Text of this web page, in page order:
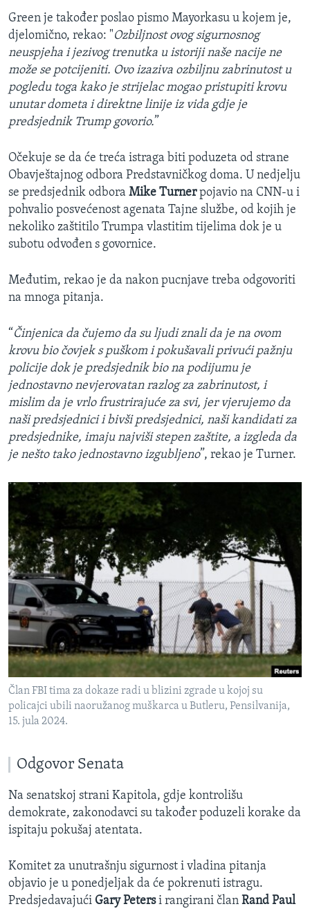
Green je također poslao pismo Mayorkasu u kojem je,
djelomično, rekao: "Ozbiljnost ovog sigurnosnog
neuspjeha i jezivog trenutka u istoriji naše nacije ne
može se potcijeniti. Ovo izaziva ozbiljnu zabrinutost u
pogledu toga kako je strijelac mogao pristupiti krovu
unutar dometa i direktne linije iz vida gdje je
predsjednik Trump govorio.”
Očekuje se da će treća istraga biti poduzeta od strane
Obavještajnog odbora Predstavničkog doma. U nedjelju
se predsjednik odbora Mike Turnerpojavio na CNN-u i
pohvalio posvećenost agenata Tajne službe, od kojih je
nekoliko zaštitilo Trumpa vlastitim tijelima dok je u
subotu odvođen s govornice.
Međutim, rekao je da nakon pucnjave treba odgovoriti
na mnoga pitanja.
“Činjenica da čujemo da su ljudi znali da je na ovom
krovu bio čovjek s puškom i pokušavali privući pažnju
policije dok je predsjednik bio na podijumu je
jednostavno nevjerovatan razlog za zabrinutost, i
mislim da je vrlo frustrirajuće za svi, jer vjerujemo da
naši predsjednici i bivši predsjednici, naši kandidati za
predsjednike, imaju najviši stepen zaštite, a izgleda da
je nešto tako jednostavno izgubljeno”, rekao je Turner.
Član FBI tima za dokaze radi u blizini zgrade u kojoj su
policajci ubili naoružanog muškarca u Butleru, Pensilvanija,
15. jula 2024.
Odgovor Senata
Na senatskoj strani Kapitola, gdje kontrolišu
demokrate, zakonodavci su također poduzeli korake da
ispitaju pokušaj atentata.
Komitet za unutrašnju sigurnost i vladina pitanja
objavio je u ponedjeljak da će pokrenuti istragu.
Predsjedavajući Gary Petersi rangirani član Rand Paul